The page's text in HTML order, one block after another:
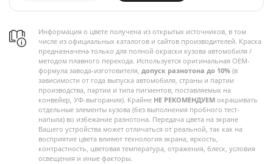
Информация о цвете получена из открытых источников, в том
числе из официальных каталогов и сайтов производителей. Краска
предназначена только для полной окраски кузова автомобиля /
методом плавного перехода. Используется оригинальная OEM-
формула завода-изготовителя, допуск разнотона до 10% (в
зависимости от года выпуска автомобиля, страны и партии
производства, партии и типа пигментов, поставляемых на
конвейер, УФ-выгорания). Крайне НЕ РЕКОМЕНДУЕМ окрашивать
отдельные элементы кузова (без выполнения пробного тест-
напыла) во избежание разнотона. Передача цвета на экране
Вашего устройства может отличаться от реальной, так как на
восприятие цвета влияют технология экрана, яркость,
контрастность, цветовая температура, отражения, блеск, условия
освещения и иные факторы.